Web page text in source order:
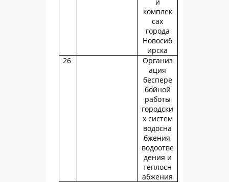
комплек
сах
города
Новосиб
ирска
26
Организ
ация
беспере
бойной
работы
городски
х систем
водосна
бжения,
водоотве
дения и
теплосн
абжения